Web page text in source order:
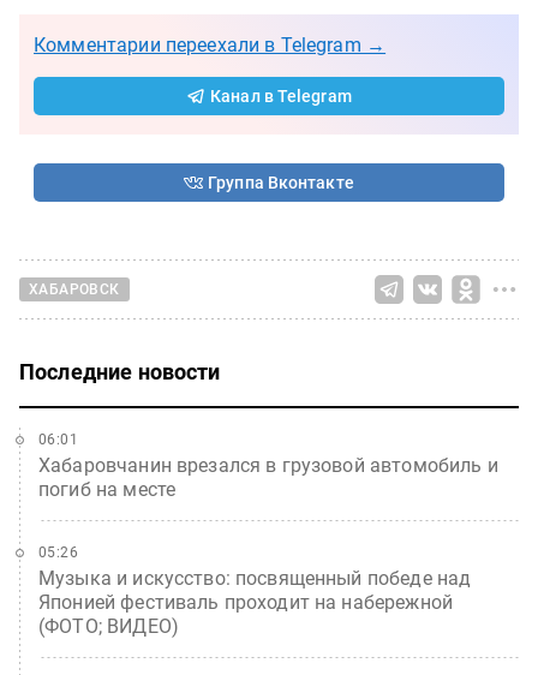
Комментарии переехали в Telegram →
Канал в Telegram
Группа Вконтакте
ХАБАРОВСК
Последние новости
Хабаровчанин врезался в грузовой автомобиль и
погиб на месте
06:01
Музыка и искусство: посвященный победе над
Японией фестиваль проходит на набережной
(ФОТО; ВИДЕО)
05:26